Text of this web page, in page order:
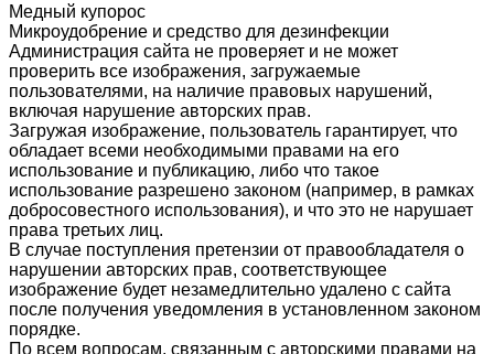
Медный купорос
Микроудобрение и средство для дезинфекции
Администрация сайта не проверяет и не может
проверить все изображения, загружаемые
пользователями, на наличие правовых нарушений,
включая нарушение авторских прав.
Загружая изображение, пользователь гарантирует, что
обладает всеми необходимыми правами на его
использование и публикацию, либо что такое
использование разрешено законом (например, в рамках
добросовестного использования), и что это не нарушает
права третьих лиц.
В случае поступления претензии от правообладателя о
нарушении авторских прав, соответствующее
изображение будет незамедлительно удалено с сайта
после получения уведомления в установленном законом
порядке.
По всем вопросам, связанным с авторскими правами на